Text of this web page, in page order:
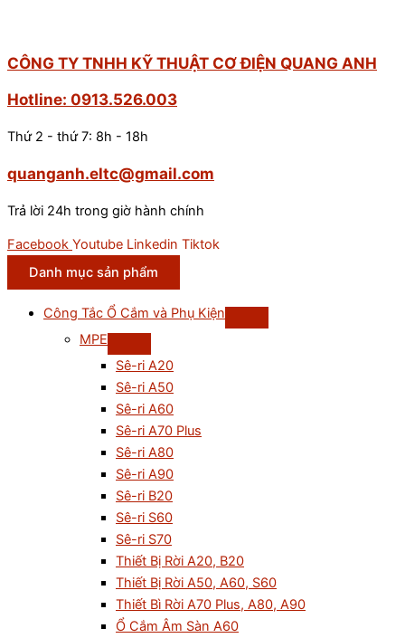
CÔNG TY TNHH KỸ THUẬT CƠ ĐIỆN QUANG ANH
Hotline: 0913.526.003
Thứ 2 - thứ 7: 8h - 18h
quanganh.eltc@gmail.com
Trả lời 24h trong giờ hành chính
Facebook Youtube Linkedin Tiktok
Danh mục sản phẩm
Công Tắc Ổ Cắm và Phụ Kiện
MPE
Sê-ri A20
Sê-ri A50
Sê-ri A60
Sê-ri A70 Plus
Sê-ri A80
Sê-ri A90
Sê-ri B20
Sê-ri S60
Sê-ri S70
Thiết Bị Rời A20, B20
Thiết Bị Rời A50, A60, S60
Thiết Bì Rời A70 Plus, A80, A90
Ổ Cắm Âm Sàn A60